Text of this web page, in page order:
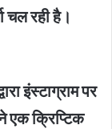
चल रही है।
इंस्टाग्राम पर
एक क्रिप्टिक